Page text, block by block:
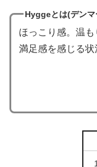
Hyggeとは(デンマ
ほっこり感。温
満足感を感じる状